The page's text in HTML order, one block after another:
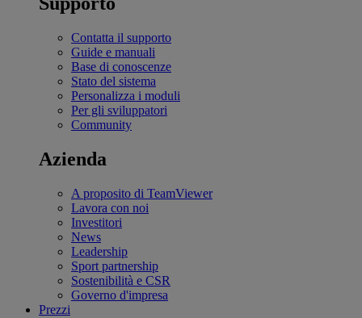
Contatta il supporto
Guide e manuali
Base di conoscenze
Stato del sistema
Personalizza i moduli
Per gli sviluppatori
Community
Azienda
A proposito di TeamViewer
Lavora con noi
Investitori
News
Leadership
Sport partnership
Sostenibilità e CSR
Governo d'impresa
Prezzi